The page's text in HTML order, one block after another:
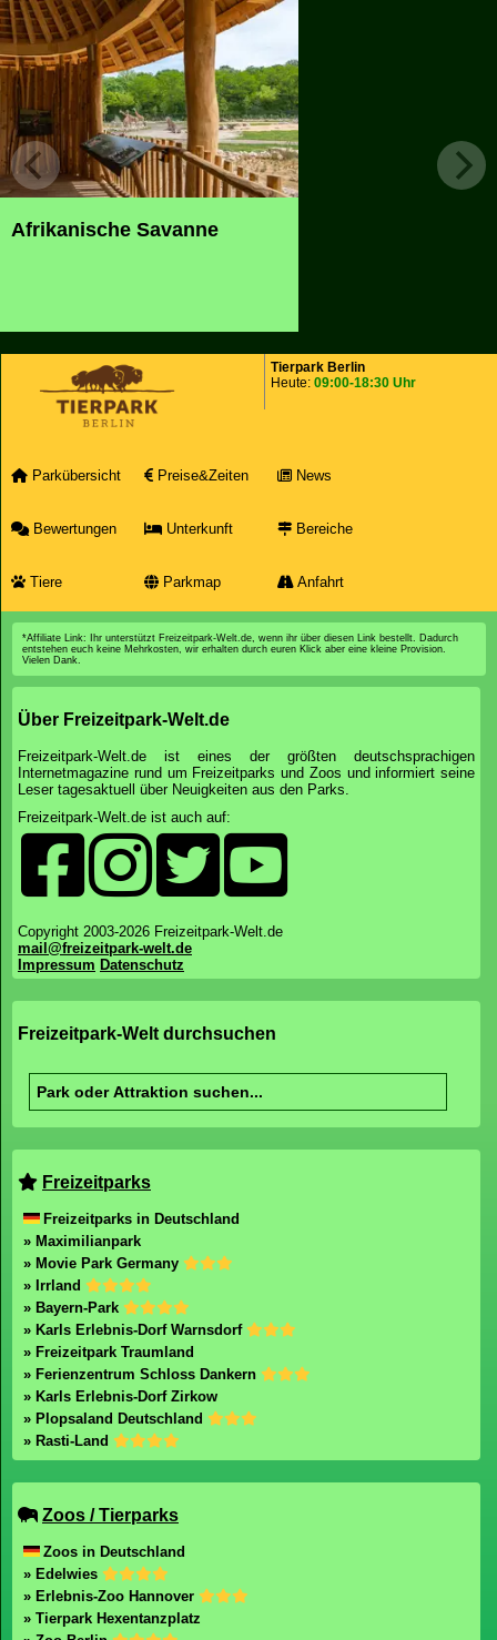
Afrikanische Savanne
Tierpark Berlin
Heute: 09:00-18:30 Uhr
Parkübersicht Preise&Zeiten News
Bewertungen Unterkunft Bereiche
Tiere Parkmap Anfahrt
*Affiliate Link: Ihr unterstützt Freizeitpark-Welt.de, wenn ihr über diesen Link bestellt. Dadurch
entstehen euch keine Mehrkosten, wir erhalten durch euren Klick aber eine kleine Provision.
Vielen Dank.
Über Freizeitpark-Welt.de
Freizeitpark-Welt.de ist eines der größten deutschsprachigen
Internetmagazine rund um Freizeitparks und Zoos und informiert seine
Leser tagesaktuell über Neuigkeiten aus den Parks.
Freizeitpark-Welt.de ist auch auf:
Copyright 2003-2026 Freizeitpark-Welt.de
mail@freizeitpark-welt.de
Impressum Datenschutz
Freizeitpark-Welt durchsuchen
Freizeitparks
Freizeitparks in Deutschland
» Maximilianpark
» Movie Park Germany
» Irrland
» Bayern-Park
» Karls Erlebnis-Dorf Warnsdorf
» Freizeitpark Traumland
» Ferienzentrum Schloss Dankern
» Karls Erlebnis-Dorf Zirkow
» Plopsaland Deutschland
» Rasti-Land
Zoos / Tierparks
Zoos in Deutschland
» Edelwies
» Erlebnis-Zoo Hannover
» Tierpark Hexentanzplatz